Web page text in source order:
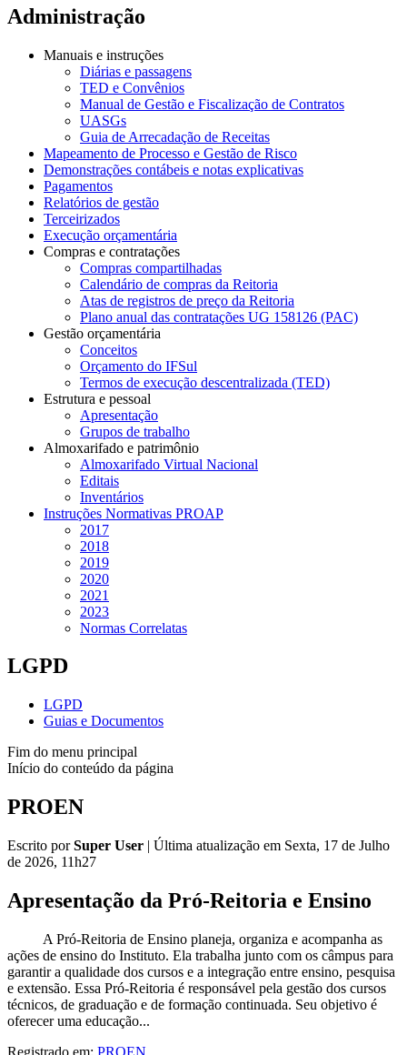
Administração
Manuais e instruções
Diárias e passagens
TED e Convênios
Manual de Gestão e Fiscalização de Contratos
UASGs
Guia de Arrecadação de Receitas
Mapeamento de Processo e Gestão de Risco
Demonstrações contábeis e notas explicativas
Pagamentos
Relatórios de gestão
Terceirizados
Execução orçamentária
Compras e contratações
Compras compartilhadas
Calendário de compras da Reitoria
Atas de registros de preço da Reitoria
Plano anual das contratações UG 158126 (PAC)
Gestão orçamentária
Conceitos
Orçamento do IFSul
Termos de execução descentralizada (TED)
Estrutura e pessoal
Apresentação
Grupos de trabalho
Almoxarifado e patrimônio
Almoxarifado Virtual Nacional
Editais
Inventários
Instruções Normativas PROAP
2017
2018
2019
2020
2021
2023
Normas Correlatas
LGPD
LGPD
Guias e Documentos
Fim do menu principal
Início do conteúdo da página
PROEN
Escrito porSuper User | Última atualização em Sexta, 17 de Julho
de 2026, 11h27
Apresentação da Pró-Reitoria e Ensino
A Pró-Reitoria de Ensino planeja, organiza e acompanha as
ações de ensino do Instituto. Ela trabalha junto com os câmpus para
garantir a qualidade dos cursos e a integração entre ensino, pesquisa
e extensão. Essa Pró-Reitoria é responsável pela gestão dos cursos
técnicos, de graduação e de formação continuada. Seu objetivo é
oferecer uma educação...
Registrado em: PROEN